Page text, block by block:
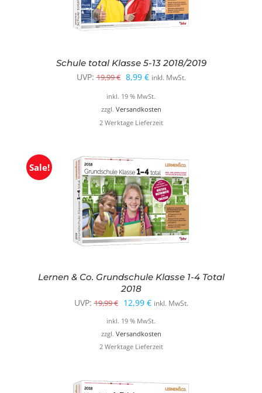
Schule total Klasse 5-13 2018/2019
UVP: 19,99€ Ursprünglicher
Preis
war:
19,99 €
8,99 €Aktueller
Preis
ist:
8,99 €.
inkl. MwSt.
inkl. 19 % MwSt.
zzgl. Versandkosten
2 Werktage Lieferzeit
Sale!
Lernen & Co. Grundschule Klasse 1-4 Total
2018
UVP: 19,99€ Ursprünglicher
Preis
war:
19,99 €
12,99 €Aktueller
Preis
ist:
12,99 €.
inkl. MwSt.
inkl. 19 % MwSt.
zzgl. Versandkosten
2 Werktage Lieferzeit